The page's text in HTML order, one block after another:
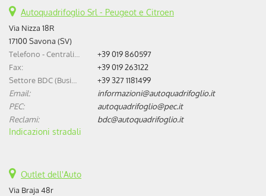
Autoquadrifoglio Srl - Peugeot e Citroen
Via Nizza 18R
17100 Savona (SV)
+39 019 860597
Fax:
+39 019 263122
+39 327 1181499
Email:
informazioni@autoquadrifoglio.it
PEC:
autoquadrifoglio@pec.it
Reclami:
bdc@autoquadrifoglio.it
Indicazioni stradali
Outlet dell'Auto
Via Braja 48r